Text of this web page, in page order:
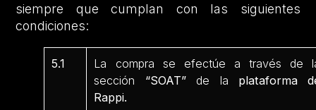
siempre que cumplan con las siguientes
condiciones:
5.1
La compra se efectúe a través de
sección “SOAT”de la plataforma
Rappi.